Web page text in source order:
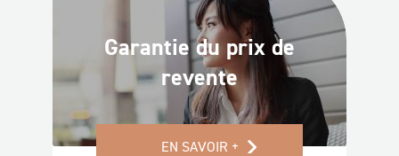
Garantie du prix de
revente
EN SAVOIR +